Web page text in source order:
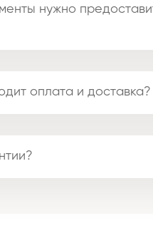
нужно
оплата и доставка?